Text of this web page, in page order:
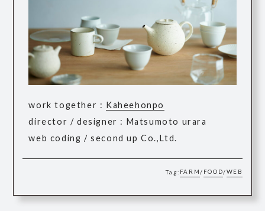
work together : Kaheehonpo
director / designer : Matsumoto urara
web coding / second up Co.,Ltd.
Tag: FARM/ FOOD/WEB